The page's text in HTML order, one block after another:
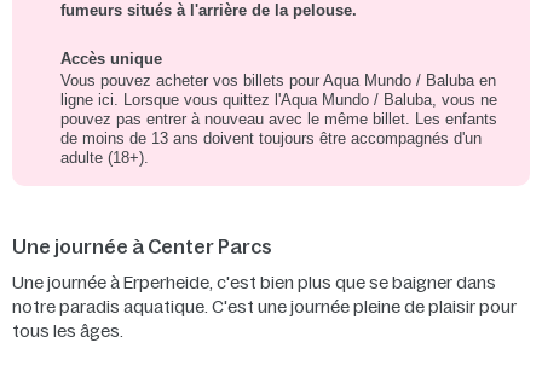
fumeurs situés à l'arrière de la pelouse.
Accès unique
Vous pouvez acheter vos billets pour Aqua Mundo / Baluba en
ligne ici. Lorsque vous quittez l'Aqua Mundo / Baluba, vous ne
pouvez pas entrer à nouveau avec le même billet. Les enfants
de moins de 13 ans doivent toujours être accompagnés d'un
adulte (18+).
Une journée à Center Parcs
Une journée à Erperheide, c'est bien plus que se baigner dans
notre paradis aquatique. C'est une journée pleine de plaisir pour
tous les âges.